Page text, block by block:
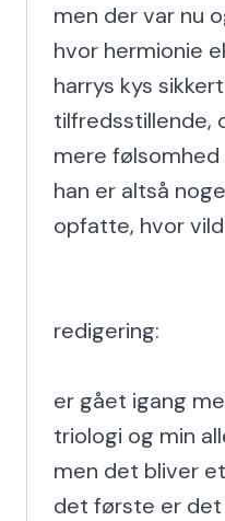
men der var nu
hvor hermionie
harrys kys
tilfredsstillende,
mere
han er altså
opfatte, hvor
redigering:
er gået igang
triologi og min
men det bliver
det første er